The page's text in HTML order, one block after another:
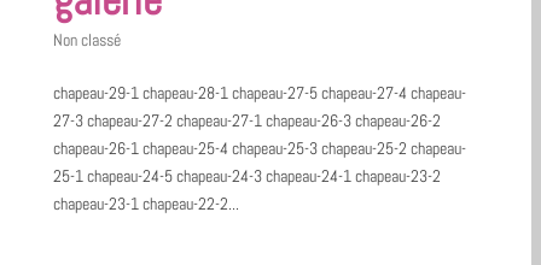
Non classé
chapeau-29-1 chapeau-28-1 chapeau-27-5 chapeau-27-4 chapeau-
27-3 chapeau-27-2 chapeau-27-1 chapeau-26-3 chapeau-26-2
chapeau-26-1 chapeau-25-4 chapeau-25-3 chapeau-25-2 chapeau-
25-1 chapeau-24-5 chapeau-24-3 chapeau-24-1 chapeau-23-2
chapeau-23-1 chapeau-22-2...